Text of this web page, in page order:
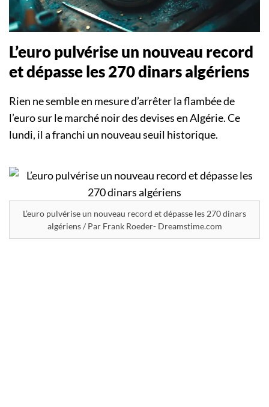
L’euro pulvérise un nouveau record
et dépasse les 270 dinars algériens
Rien ne semble en mesure d’arrêter la flambée de
l’euro sur le marché noir des devises en Algérie. Ce
lundi, il a franchi un nouveau seuil historique.
L’euro pulvérise un nouveau record et dépasse les 270 dinars
algériens / Par Frank Roeder- Dreamstime.com